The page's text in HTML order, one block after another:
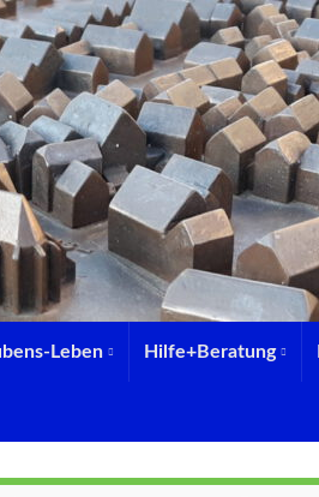
Leben Hilfe+Beratung